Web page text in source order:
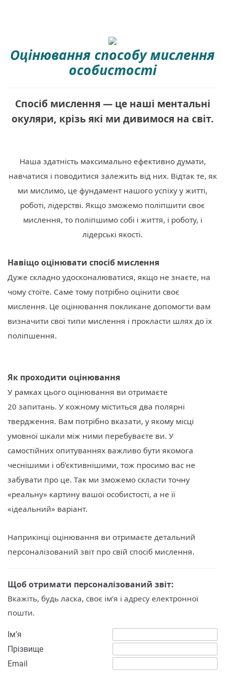
Оцінювання способу мислення
особистості
Спосіб мислення — це наші ментальні
окуляри, крізь які ми дивимося на світ.
Наша здатність максимально ефективно думати,
навчатися і поводитися залежить від них. Відтак те, як
ми мислимо, це фундамент нашого успіху у житті,
роботі, лідерстві. Якщо зможемо поліпшити своє
мислення, то поліпшимо собі і життя, і роботу, і
лідерські якості.
Навіщо оцінювати спосіб мислення
Дуже складно удосконалюватися, якщо не знаєте, на
чому стоїте. Саме тому потрібно оцінити своє
мислення. Це оцінювання покликане допомогти вам
визначити свої типи мислення і прокласти шлях до їх
поліпшення.
Як проходити оцінювання
У рамках цього оцінювання ви отримаєте
20 запитань. У кожному міститься два полярні
твердження. Вам потрібно вказати, у якому місці
умовної шкали між ними перебуваєте ви. У
самостійних опитуваннях важливо бути якомога
чеснішими і об’єктивнішими, тож просимо вас не
забувати про це. Так ми зможемо скласти точну
«реальну» картину вашої особистості, а не її
«ідеальний» варіант.
Наприкінці оцінювання ви отримаєте детальний
персоналізований звіт про свій спосіб мислення.
Щоб отримати персоналізований звіт:
Вкажіть, будь ласка, своє ім’я і адресу електронної
пошти.
Ім’я
Прізвище
Email